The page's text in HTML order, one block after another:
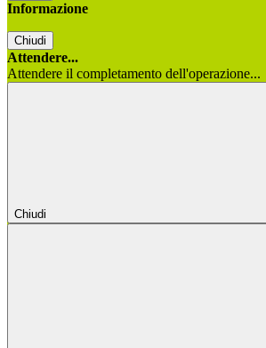
Informazione
Chiudi
Attendere...
Attendere il completamento dell'operazione...
Chiudi